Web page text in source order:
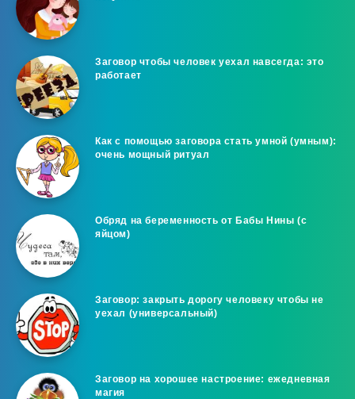
Заговор чтобы человек уехал навсегда: это
работает
Как с помощью заговора стать умной (умным):
очень мощный ритуал
Обряд на беременность от Бабы Нины (с
яйцом)
Заговор: закрыть дорогу человеку чтобы не
уехал (универсальный)
Заговор на хорошее настроение: ежедневная
магия